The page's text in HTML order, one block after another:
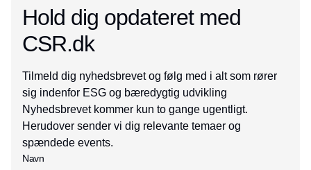
Hold dig opdateret med
CSR.dk
Tilmeld dig nyhedsbrevet og følg med i alt som rører
sig indenfor ESG og bæredygtig udvikling
Nyhedsbrevet kommer kun to gange ugentligt.
Herudover sender vi dig relevante temaer og
spændede events.
Navn